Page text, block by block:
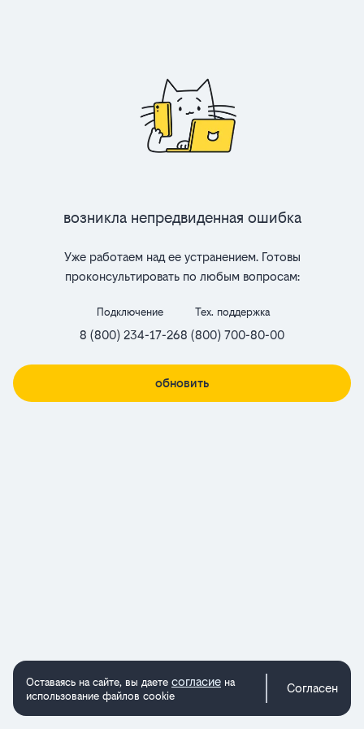
Возникла непредвиденная ошибка
Уже работаем над ее устранением. Готовы
проконсультировать по любым вопросам:
Подключение
8 (800) 234-17-26
Тех. поддержка
8 (800) 700-80-00
обновить
Оставаясь на сайте, вы даете согласие на
использование файлов cookie
Согласен